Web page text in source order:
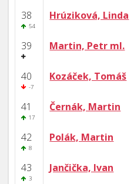
38
54
Hrúziková, Linda
39 Martin, Petr ml.
40
-7
Kozáček, Tomáš
41
17
Černák, Martin
42
8
Polák, Martin
43
3
Jančička, Ivan